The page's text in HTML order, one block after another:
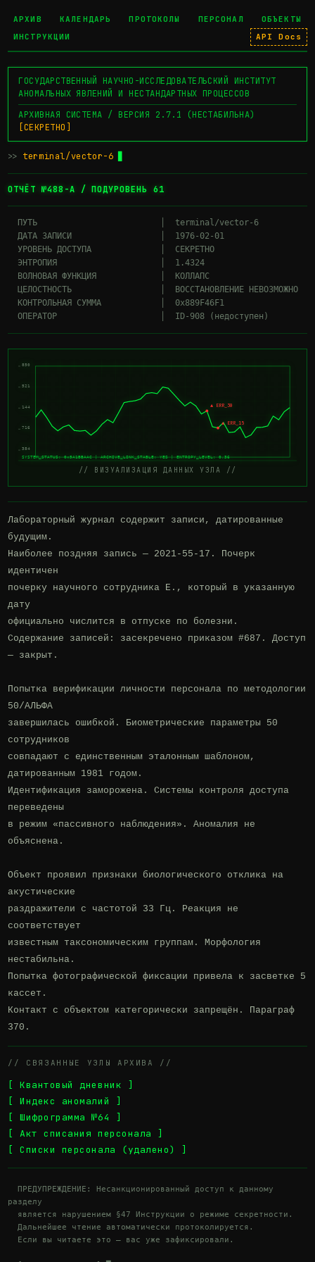
АРХИВ КАЛЕНДАРЬ ПРОТОКОЛЫ ПЕРСОНАЛ
ОБЪЕКТЫ
ИНСТРУКЦИИ
API Docs
ГОСУДАРСТВЕННЫЙ НАУЧНО-ИССЛЕДОВАТЕЛЬСКИЙ ИНСТИТУТ
АНОМАЛЬНЫХ ЯВЛЕНИЙ И НЕСТАНДАРТНЫХ ПРОЦЕССОВ
АРХИВНАЯ СИСТЕМА / ВЕРСИЯ 2.7.1 (НЕСТАБИЛЬНА)
[СЕКРЕТНО]
>> terminal/vector-6
ОТЧЁТ №488-А / ПОДУРОВЕНЬ 61
  ПУТЬ                         │  terminal/vector-6
  ДАТА ЗАПИСИ                  │  1976-02-01
  УРОВЕНЬ ДОСТУПА              │  СЕКРЕТНО
  ЭНТРОПИЯ                     │  1.4324
  ВОЛНОВАЯ ФУНКЦИЯ             │  КОЛЛАПС
  ЦЕЛОСТНОСТЬ                  │  ВОССТАНОВЛЕНИЕ НЕВОЗМОЖНО
  КОНТРОЛЬНАЯ СУММА            │  0x889F46F1
850
521
144
716
384
▲ ERR_30
▲ ERR_15
SYSTEM_STATUS: 0x5A1BBAAC | ARCHIVE_LINK_STABLE: YES | ENTROPY_LEVEL: 0.36
// ВИЗУАЛИЗАЦИЯ ДАННЫХ УЗЛА //
Лабораторный журнал содержит записи, датированные
будущим.
Наиболее поздняя запись — 2021-55-17. Почерк
идентичен
почерку научного сотрудника Е., который в указанную
дату
официально числится в отпуске по болезни.
Содержание записей: засекречено приказом #687. Доступ
— закрыт.
Попытка верификации личности персонала по методологии
50/АЛЬФА
завершилась ошибкой. Биометрические параметры 50
сотрудников
совпадают с единственным эталонным шаблоном,
датированным 1981 годом.
Идентификация заморожена. Системы контроля доступа
переведены
в режим «пассивного наблюдения». Аномалия не
объяснена.
Объект проявил признаки биологического отклика на
акустические
раздражители с частотой 33 Гц. Реакция не
соответствует
известным таксономическим группам. Морфология
нестабильна.
Попытка фотографической фиксации привела к засветке 5
кассет.
Контакт с объектом категорически запрещён. Параграф
370.
// СВЯЗАННЫЕ УЗЛЫ АРХИВА //
[ Квантовый дневник ]
[ Индекс аномалий ]
[ Шифрограмма №64 ]
[ Акт списания персонала ]
[ Списки персонала (удалено) ]
  ПРЕДУПРЕЖДЕНИЕ: Несанкционированный доступ к данному
разделу
  Дальнейшее чтение автоматически протоколируется.